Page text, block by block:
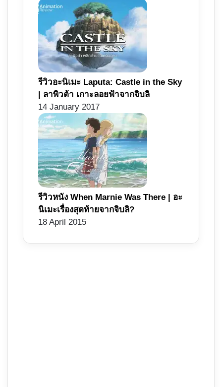
รีวิวอะนิเมะ Laputa: Castle in the Sky
| ลาพิวต้า เกาะลอยฟ้าจากจิบลิ
14 January 2017
รีวิวหนัง When Marnie Was There | อะ
นิเมะเรื่องสุดท้ายจากจิบลิ?
18 April 2015